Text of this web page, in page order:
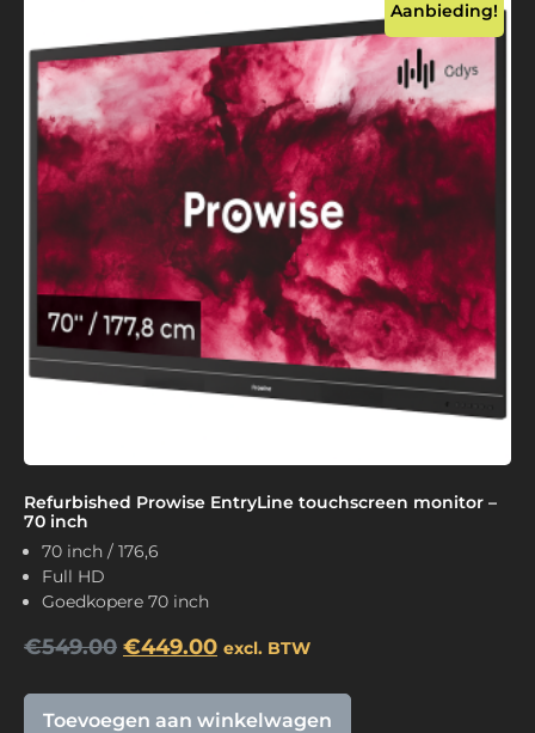
Aanbieding!
Refurbished Prowise EntryLine touchscreen monitor –
70 inch
70 inch / 176,6
Full HD
Goedkopere 70 inch
€549.00 €449.00 excl. BTW
Toevoegen aan winkelwagen